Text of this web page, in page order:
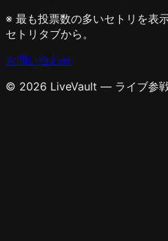
※ 最も投票数の多いセトリを表
セトリタブから。
お問い合わせ
© 2026 LiveVault — ライブ参